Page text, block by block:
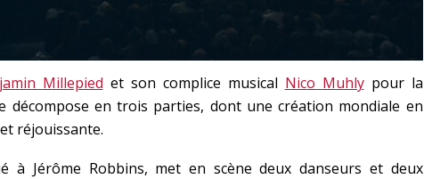
Millepied et son complice musical Nico Muhlypour la
décompose en trois parties, dont une création mondiale en
réjouissante.
à Jérôme Robbins, met en scène deux danseurs et deux